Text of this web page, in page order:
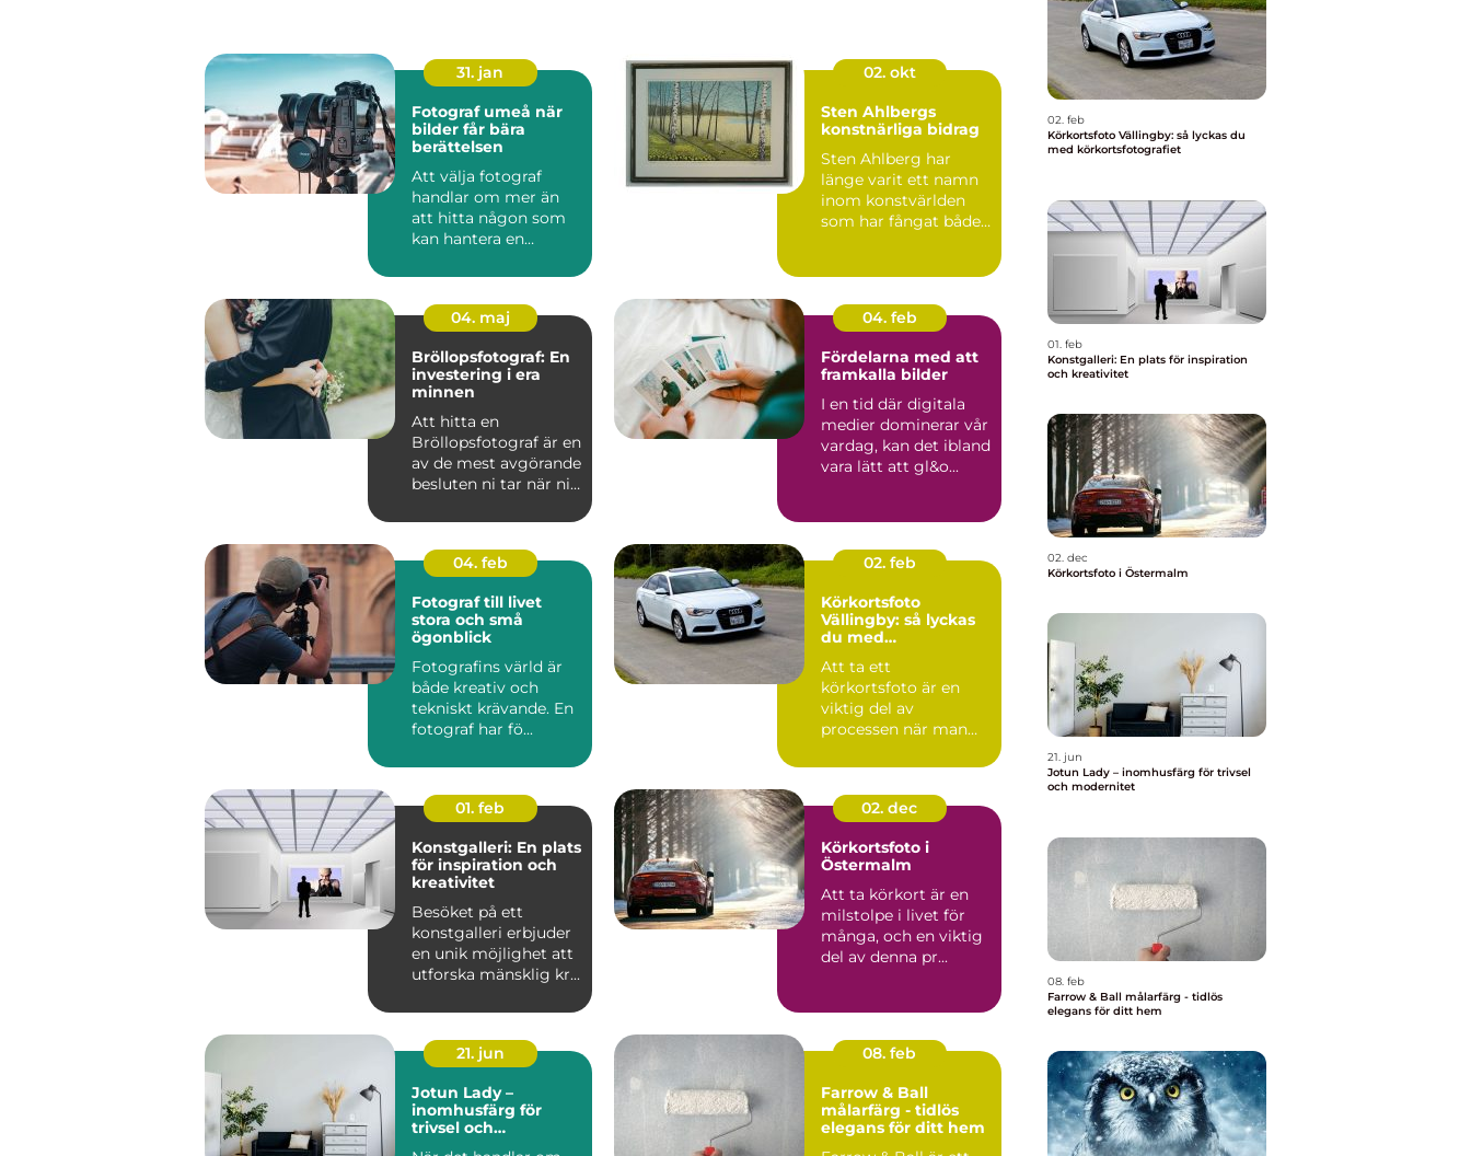
31. jan
Fotograf umeå när
bilder får bära
berättelsen
Att välja fotograf
handlar om mer än
att hitta någon som
kan hantera en
handlar de...
02. okt
Sten Ahlbergs
konstnärliga bidrag
Sten Ahlberg har
länge varit ett namn
inom konstvärlden
som har fångat både
04. maj
Bröllopsfotograf: En
investering i era
minnen
Att hitta en
Bröllopsfotograf är en
av de mest avgörande
besluten ni tar när ni
04. feb
Fördelarna med att
framkalla bilder
I en tid där digitala
medier dominerar vår
vardag, kan det ibland
vara lätt att gl&o...
04. feb
Fotograf till livet
stora och små
ögonblick
Fotografins värld är
både kreativ och
tekniskt krävande. En
fotograf har fö...
02. feb
Körkortsfoto
Vällingby: så lyckas
du med
Att ta ett
körkortsfoto är en
viktig del av
processen när man
k&o...
01. feb
Konstgalleri: En plats
för inspiration och
kreativitet
Besöket på ett
konstgalleri erbjuder
en unik möjlighet att
utforska mänsklig kr...
02. dec
Körkortsfoto i
Östermalm
Att ta körkort är en
milstolpe i livet för
många, och en viktig
del av denna pr...
21. jun
Jotun Lady –
inomhusfärg för
trivsel och
08. feb
Farrow & Ball
målarfärg - tidlös
elegans för ditt hem
02. feb
Körkortsfoto Vällingby: så lyckas du
med körkortsfotografiet
01. feb
Konstgalleri: En plats för inspiration
och kreativitet
02. dec
Körkortsfoto i Östermalm
21. jun
Jotun Lady – inomhusfärg för trivsel
och modernitet
08. feb
Farrow & Ball målarfärg - tidlös
elegans för ditt hem